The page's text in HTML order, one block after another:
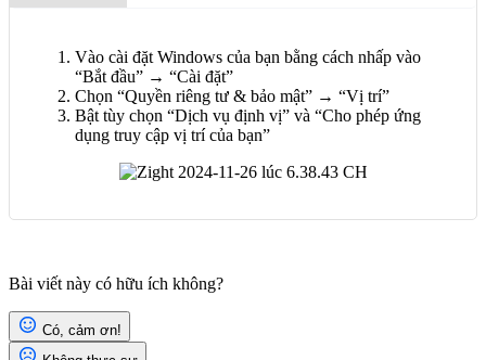
Vào cài đặt Windows của bạn bằng cách nhấp vào
“Bắt đầu” → “Cài đặt”
Chọn “Quyền riêng tư & bảo mật” → “Vị trí”
Bật tùy chọn “Dịch vụ định vị” và “Cho phép ứng
dụng truy cập vị trí của bạn”
Bài viết này có hữu ích không?
Có, cảm ơn!